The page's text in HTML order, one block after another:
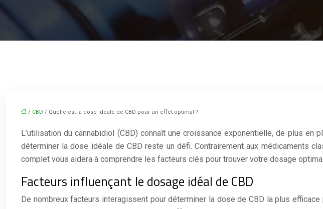
/ CBD / Quelle est la dose idéale de CBD pour un effet optimal ?
L’utilisation du cannabidiol (CBD) connaît une croissance exponentielle, de plus
déterminer la dose idéale de CBD reste un défi. Contrairement aux médicaments
complet vous aidera à comprendre les facteurs clés pour trouver votre dosage
Facteurs influençant le dosage idéal de CBD
De nombreux facteurs interagissent pour déterminer la dose de CBD la plus